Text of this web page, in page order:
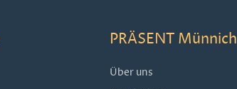
PRÄSENT Münnich
Über uns